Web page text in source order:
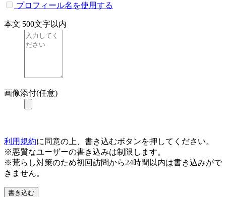
プロフィール名を使用する
本文 500文字以内
画像添付(任意)
利用規約に同意の上、書き込むボタンを押してください。
※悪質なユーザーの書き込みは制限します。
※荒らし対策のため初回訪問から24時間以内は書き込みがで
きません。
書き込む